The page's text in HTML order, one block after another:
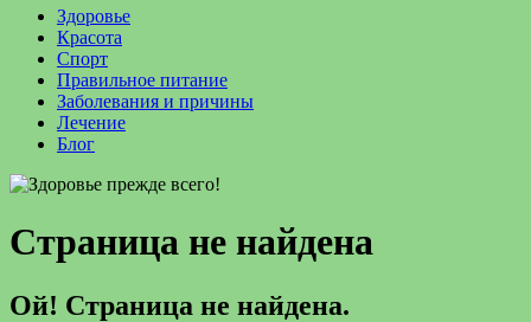
Здоровье
Красота
Спорт
Правильное питание
Заболевания и причины
Лечение
Блог
Страница не найдена
Ой! Страница не найдена.